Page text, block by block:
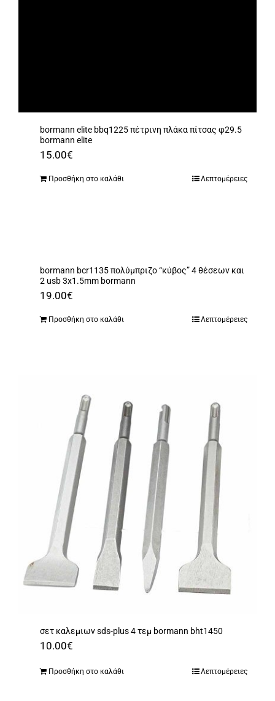
bormann elite bbq1225 πέτρινη πλάκα πίτσας φ29.5
bormann elite
15.00€
Προσθήκη στο καλάθι Λεπτομέρειες
bormann bcr1135 πολύμπριζο “κύβος” 4 θέσεων και
2 usb 3x1.5mm bormann
19.00€
Προσθήκη στο καλάθι Λεπτομέρειες
σετ καλεμιων sds-plus 4 τεμ bormann bht1450
10.00€
Προσθήκη στο καλάθι Λεπτομέρειες